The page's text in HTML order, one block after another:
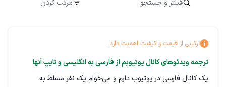
فیلتر و جستجو مرتب کردن
ترکیبی از قیمت و کیفیت اهمیت دارد.
ترجمه ویدئوهای کانال یوتیوبم از فارسی به انگلیسی و تایپ آنها
یک کانال فارسی در یوتیوب دارم و می‌خوام یک نفر مسلط به